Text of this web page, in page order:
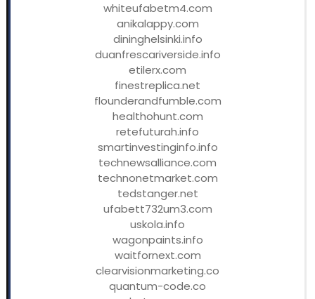
whiteufabetm4.com
anikalappy.com
dininghelsinki.info
duanfrescariverside.info
etilerx.com
finestreplica.net
flounderandfumble.com
healthohunt.com
retefuturah.info
smartinvestinginfo.info
technewsalliance.com
technonetmarket.com
tedstanger.net
ufabett732um3.com
uskola.info
wagonpaints.info
waitfornext.com
clearvisionmarketing.co
quantum-code.co